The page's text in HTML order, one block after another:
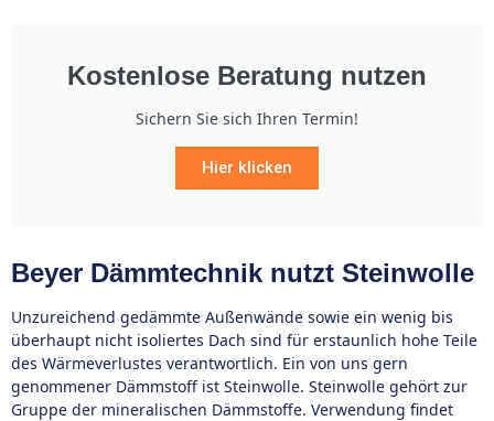
Kostenlose Beratung nutzen
Sichern Sie sich Ihren Termin!
Hier klicken
Beyer Dämmtechnik nutzt Steinwolle
Unzureichend gedämmte Außenwände sowie ein wenig bis
überhaupt nicht isoliertes Dach sind für erstaunlich hohe Teile
des Wärmeverlustes verantwortlich. Ein von uns gern
genommener Dämmstoff ist Steinwolle. Steinwolle gehört zur
Gruppe der mineralischen Dämmstoffe. Verwendung findet